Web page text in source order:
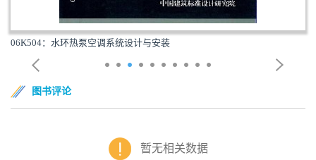
06K504：水环热泵空调系统设计与安装
图书评论
暂无相关数据